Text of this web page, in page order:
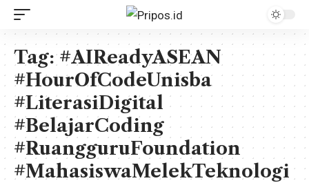
Tag:#AIReadyASEAN
#HourOfCodeUnisba
#LiterasiDigital
#BelajarCoding
#RuangguruFoundation
#MahasiswaMelekTeknologi